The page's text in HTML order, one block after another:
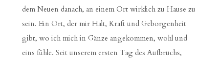
dem Neuen danach, an einem Ort wirklich zu Hause zu
sein. Ein Ort, der mir Halt, Kraft und Geborgenheit
gibt, wo ich mich in Gänze angekommen, wohl und
eins fühle. Seit unserem ersten Tag des Aufbruchs,